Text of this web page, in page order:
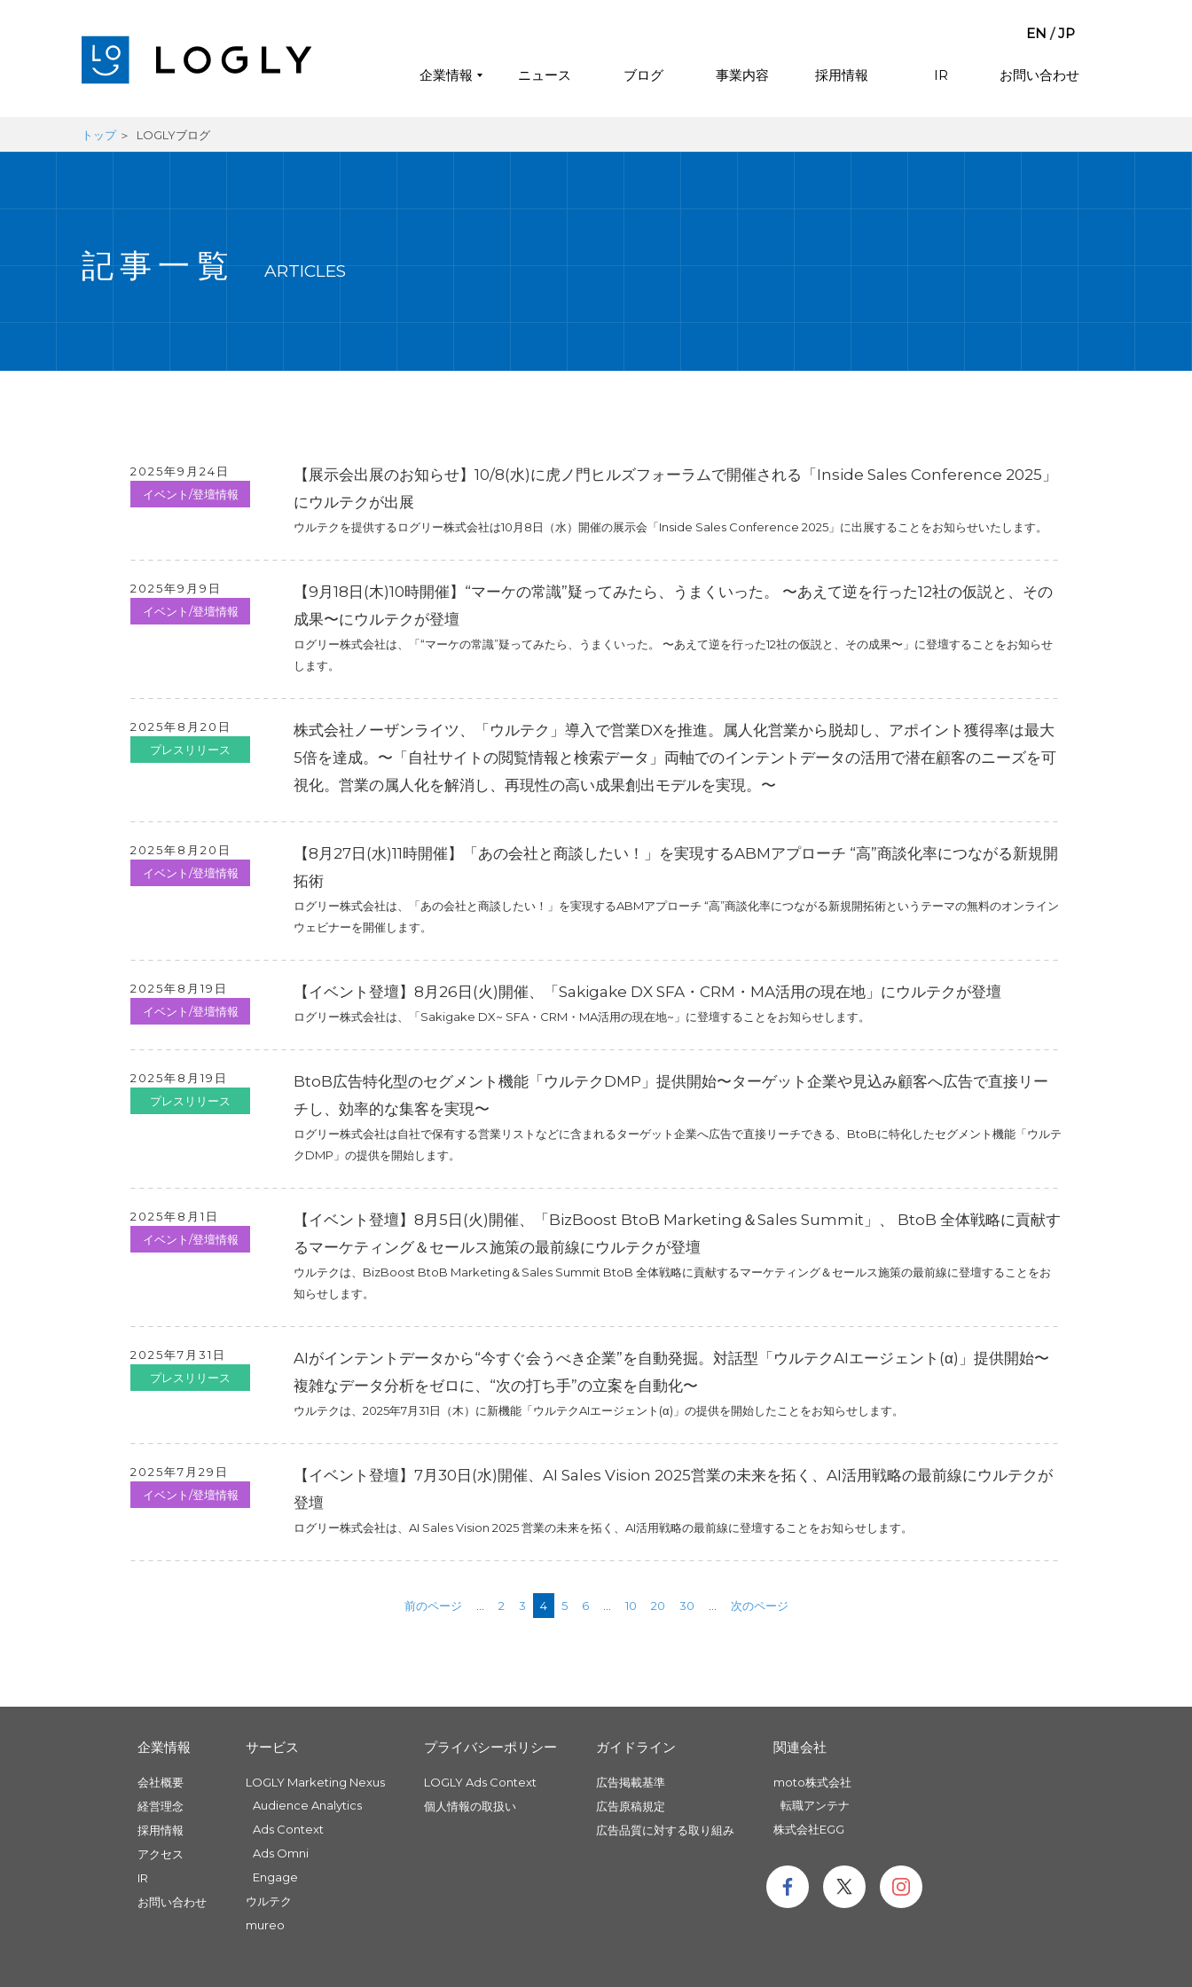
EN /JP
企業情報 ニュース ブログ 事業内容 採用情報 IR お問い合わせ
トップ LOGLYブログ
記事一覧 ARTICLES
2025年9月24日
イベント/登壇情報
【展示会出展のお知らせ】10/8(水)に虎ノ門ヒルズフォーラムで開催される「Inside Sales Conference 2025」
にウルテクが出展
ウルテクを提供するログリー株式会社は10月8日（水）開催の展示会「Inside Sales Conference 2025」に出展することをお知らせいたします。
2025年9月9日
イベント/登壇情報
【9月18日(木)10時開催】“マーケの常識”疑ってみたら、うまくいった。 〜あえて逆を行った12社の仮説と、その
成果〜にウルテクが登壇
ログリー株式会社は、「“マーケの常識”疑ってみたら、うまくいった。 〜あえて逆を行った12社の仮説と、その成果〜」に登壇することをお知らせ
します。
2025年8月20日
プレスリリース
株式会社ノーザンライツ、「ウルテク」導入で営業DXを推進。属人化営業から脱却し、アポイント獲得率は最大
5倍を達成。〜「自社サイトの閲覧情報と検索データ」両軸でのインテントデータの活用で潜在顧客のニーズを可
視化。営業の属人化を解消し、再現性の高い成果創出モデルを実現。〜
2025年8月20日
イベント/登壇情報
【8月27日(水)11時開催】「あの会社と商談したい！」を実現するABMアプローチ “高”商談化率につながる新規開
拓術
ログリー株式会社は、「あの会社と商談したい！」を実現するABMアプローチ “高”商談化率につながる新規開拓術というテーマの無料のオンライン
ウェビナーを開催します。
2025年8月19日
イベント/登壇情報
【イベント登壇】8月26日(火)開催、「Sakigake DX SFA・CRM・MA活用の現在地」にウルテクが登壇
ログリー株式会社は、「Sakigake DX~ SFA・CRM・MA活用の現在地~」に登壇することをお知らせします。
2025年8月19日
プレスリリース
BtoB広告特化型のセグメント機能「ウルテクDMP」提供開始〜ターゲット企業や見込み顧客へ広告で直接リー
チし、効率的な集客を実現〜
ログリー株式会社は自社で保有する営業リストなどに含まれるターゲット企業へ広告で直接リーチできる、BtoBに特化したセグメント機能「ウルテ
クDMP」の提供を開始します。
2025年8月1日
イベント/登壇情報
【イベント登壇】8月5日(火)開催、「BizBoost BtoB Marketing＆Sales Summit」、 BtoB 全体戦略に貢献す
るマーケティング＆セールス施策の最前線にウルテクが登壇
ウルテクは、BizBoost BtoB Marketing＆Sales Summit BtoB 全体戦略に貢献するマーケティング＆セールス施策の最前線に登壇することをお
知らせします。
2025年7月31日
プレスリリース
AIがインテントデータから“今すぐ会うべき企業”を自動発掘。対話型「ウルテクAIエージェント(α)」提供開始〜
複雑なデータ分析をゼロに、“次の打ち手”の立案を自動化〜
ウルテクは、2025年7月31日（木）に新機能「ウルテクAIエージェント(α)」の提供を開始したことをお知らせします。
2025年7月29日
イベント/登壇情報
【イベント登壇】7月30日(水)開催、AI Sales Vision 2025営業の未来を拓く、AI活用戦略の最前線にウルテクが
登壇
ログリー株式会社は、AI Sales Vision 2025 営業の未来を拓く、AI活用戦略の最前線に登壇することをお知らせします。
前のページ 2 3 4 5 6 10 20 30 次のページ
企業情報
会社概要
経営理念
採用情報
アクセス
IR
お問い合わせ
サービス
LOGLY Marketing Nexus
Audience Analytics
Ads Context
Ads Omni
Engage
ウルテク
mureo
プライバシーポリシー
LOGLY Ads Context
個人情報の取扱い
ガイドライン
広告掲載基準
広告原稿規定
広告品質に対する取り組み
関連会社
moto株式会社
転職アンテナ
株式会社EGG